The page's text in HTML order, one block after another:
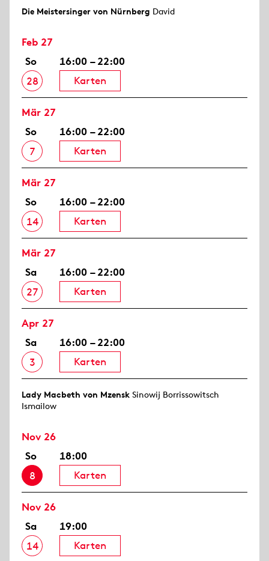
Die Meistersinger von Nürnberg David
Feb 27
So
28
16:00 – 22:00
Karten
Mär 27
So
7
16:00 – 22:00
Karten
Mär 27
So
14
16:00 – 22:00
Karten
Mär 27
Sa
27
16:00 – 22:00
Karten
Apr 27
Sa
3
16:00 – 22:00
Karten
Lady Macbeth von Mzensk Sinowij Borrissowitsch
Ismailow
Nov 26
So
8
18:00
Karten
Nov 26
Sa
14
19:00
Karten